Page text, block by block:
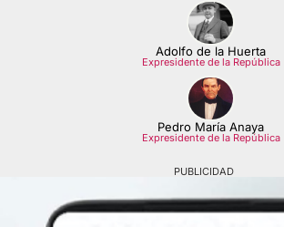
Adolfo de la Huerta
Expresidente de la República
Pedro María Anaya
Expresidente de la República
PUBLICIDAD